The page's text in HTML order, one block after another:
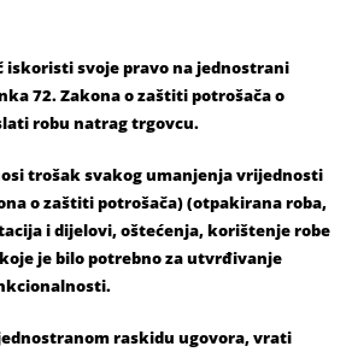
iskoristi svoje pravo na jednostrani
72. Zakona o zaštiti potrošača o
robu natrag trgovcu.
trošak svakog umanjenja vrijednosti
o zaštiti potrošača) (otpakirana roba,
i dijelovi, oštećenja, korištenje robe
je bilo potrebno za utvrđivanje
raskidu ugovora, vrati